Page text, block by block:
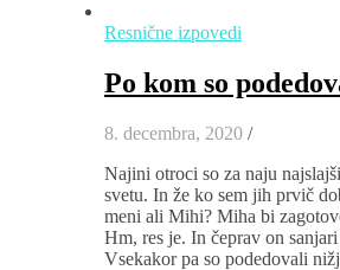
Resnične izpovedi
Po kom so
8. decembra, 2020 /
Najini otroci so za naju
svetu. In že ko sem jih prvič
meni ali Mihi? Miha bi
Hm, res je. In čeprav on
Vsekakor pa so podedovali